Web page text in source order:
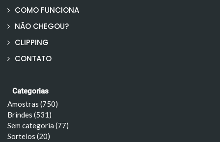
COMO FUNCIONA
NÃO CHEGOU?
CLIPPING
CONTATO
Categorias
Amostras (750)
Brindes (531)
Sem categoria (77)
Sorteios (20)